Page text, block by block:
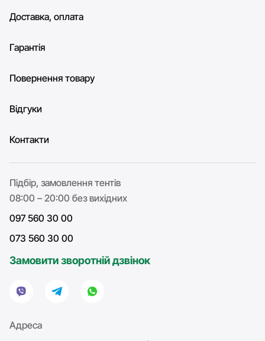
Доставка, оплата
Гарантія
Повернення товару
Відгуки
Контакти
Підбір, замовлення тентів
08:00 – 20:00 без вихідних
097 560 30 00
073 560 30 00
Замовити зворотній дзвінок
Адреса